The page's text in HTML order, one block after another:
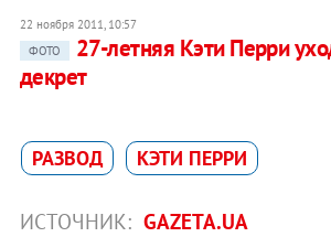
22 ноября 2011, 10:57
ФОТО
27-летняя Кэти Перри
декрет
РАЗВОД КЭТИ ПЕРРИ
ИСТОЧНИК: GAZETA.UA